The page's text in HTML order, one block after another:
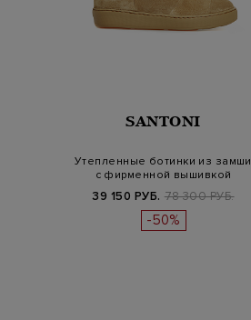
SANTONI
Утепленные ботинки из замши
с фирменной вышивкой
39 150 РУБ. 78 300 РУБ.
-50%